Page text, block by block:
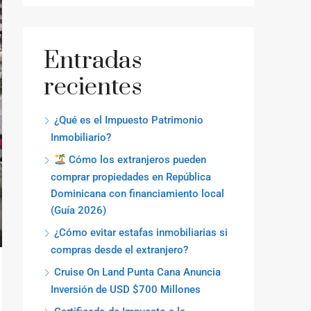
Entradas
recientes
¿Qué es el Impuesto Patrimonio
Inmobiliario?
Cómo los extranjeros pueden
comprar propiedades en República
Dominicana con financiamiento local
(Guía 2026)
¿Cómo evitar estafas inmobiliarias si
compras desde el extranjero?
Cruise On Land Punta Cana Anuncia
Inversión de USD $700 Millones